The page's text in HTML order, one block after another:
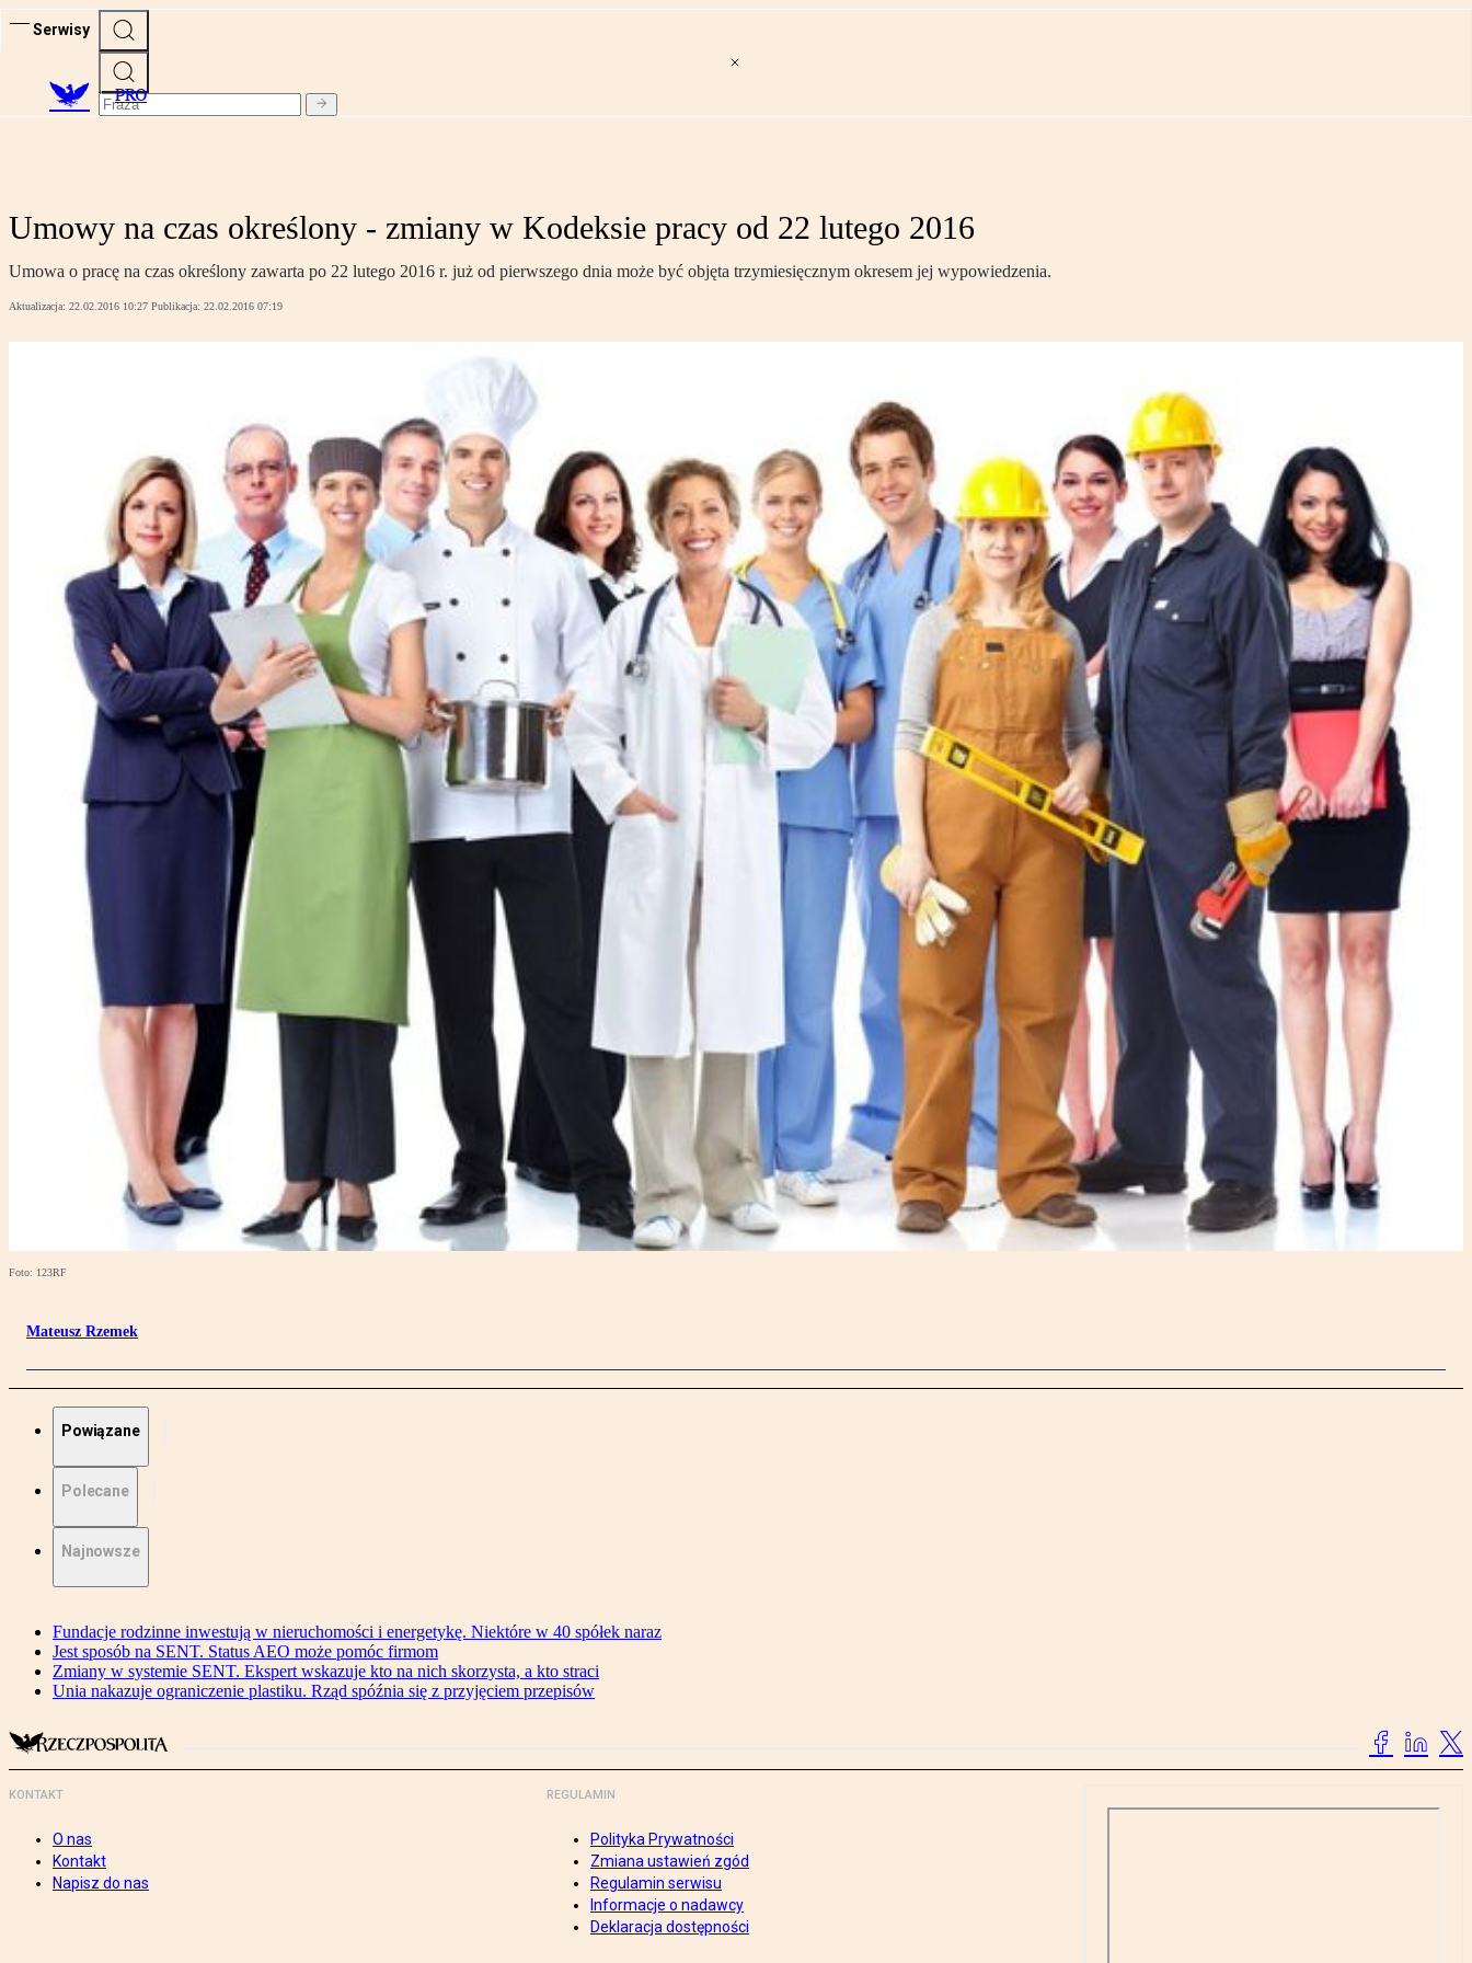
Serwisy
PRO
Umowy na czas określony - zmiany w Kodeksie pracy od 22 lutego 2016
Umowa o pracę na czas określony zawarta po 22 lutego 2016 r. już od pierwszego dnia może być objęta trzymiesięcznym okresem jej wypowiedzenia.
Aktualizacja: 22.02.2016 10:27 Publikacja: 22.02.2016 07:19
Foto: 123RF
Mateusz Rzemek
Powiązane
Polecane
Najnowsze
Fundacje rodzinne inwestują w nieruchomości i energetykę. Niektóre w 40 spółek naraz
Jest sposób na SENT. Status AEO może pomóc firmom
Zmiany w systemie SENT. Ekspert wskazuje kto na nich skorzysta, a kto straci
Unia nakazuje ograniczenie plastiku. Rząd spóźnia się z przyjęciem przepisów
KONTAKT
O nas
Kontakt
Napisz do nas
REGULAMIN
Polityka Prywatności
Zmiana ustawień zgód
Regulamin serwisu
Informacje o nadawcy
Deklaracja dostępności